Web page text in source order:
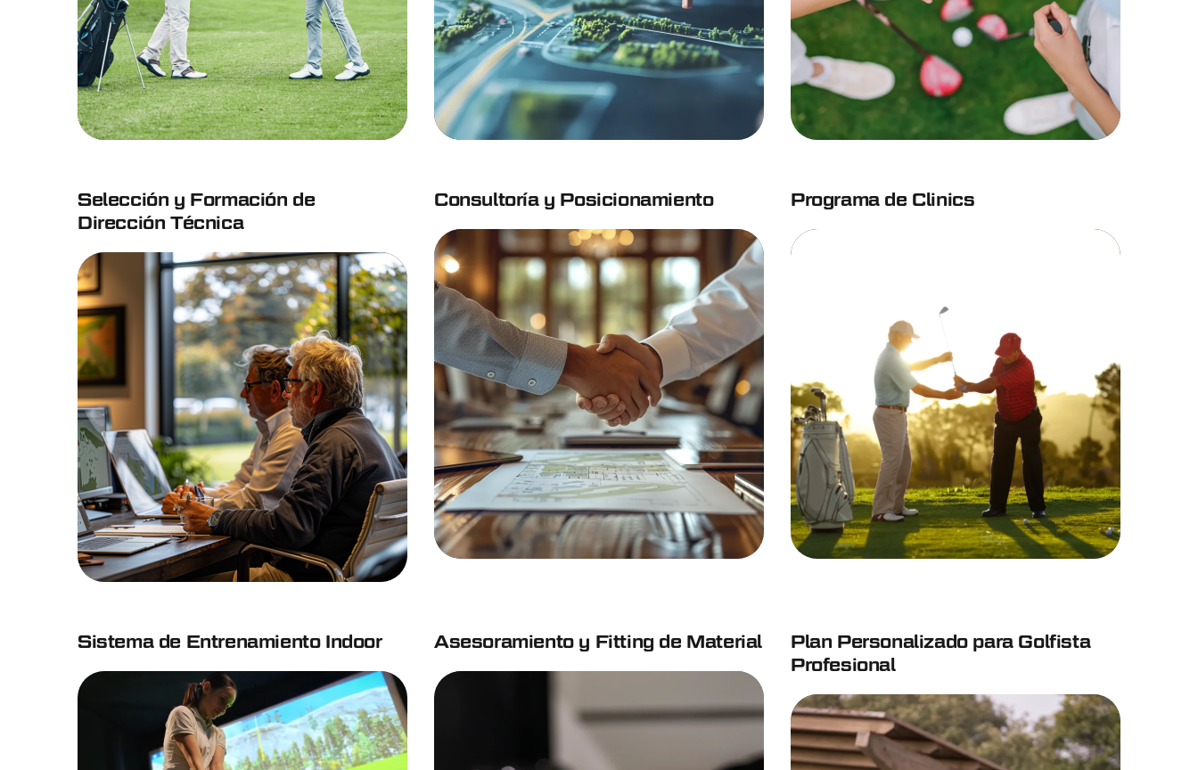
Selección y Formación de
Dirección Técnica
Consultoría y Posicionamiento Programa de Clinics
Sistema de Entrenamiento Indoor Asesoramiento y Fitting de Material
Plan Personalizado para Golfista
Profesional